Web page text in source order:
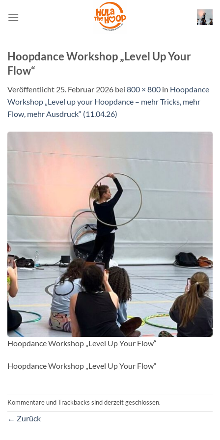
Inhalt
Hoopdance Workshop „Level Up Your
Flow“
Veröffentlicht 25. Februar 2026 bei 800 × 800 in Hoopdance
Workshop „Level up your Hoopdance – mehr Tricks, mehr
Flow, mehr Ausdruck“ (11.04.26)
Hoopdance Workshop „Level Up Your Flow“
Hoopdance Workshop „Level Up Your Flow“
Kommentare und Trackbacks sind derzeit geschlossen.
← Zurück